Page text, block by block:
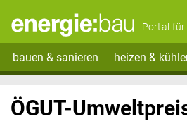
Portal
bauen & sanieren heizen &
ÖGUT-